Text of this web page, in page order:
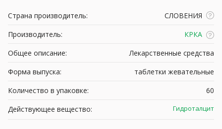
Страна производитель:
СЛОВЕНИЯ
Производитель:
КРКА
Общее описание:
Лекарственные средства
Форма выпуска:
таблетки жевательные
Количество в упаковке:
60
Действующее вещество:
Гидроталцит